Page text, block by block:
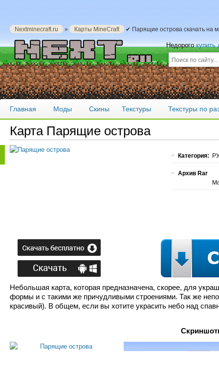
Nextminecraft.ru » Карты MineCraft ✔ Парящие острова скачать на
Недорогокупить
Главная Моды Скины Текстуры Текстуры по
Карта Парящие острова
Категория:
Архив Rar
Небольшая карта, которая предназначена, скорее, для
формы и с такими же причудливыми строениями. Так же
красивый). В общем, если вы хотите украсить небо над